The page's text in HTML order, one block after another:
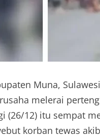
Muna,
melerai
(26/12) itu sempat
korban tewas